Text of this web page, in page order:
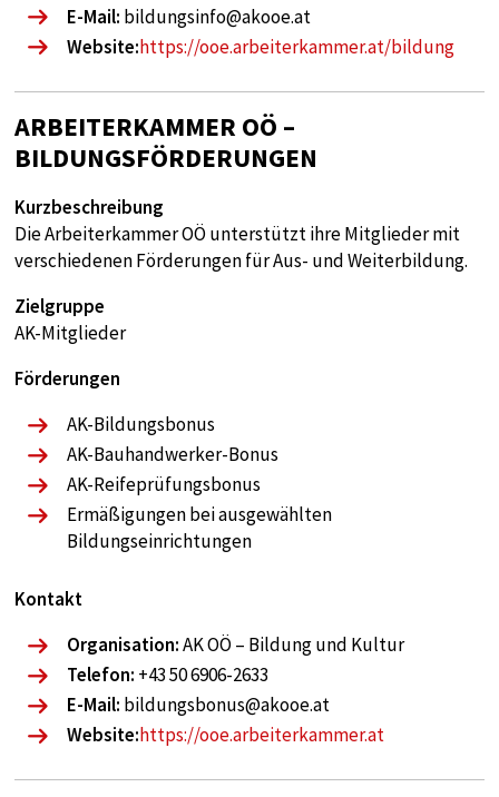
E-Mail: bildungsinfo@akooe.at
Website:https://ooe.arbeiterkammer.at/bildung
ARBEITERKAMMER OÖ –
BILDUNGSFÖRDERUNGEN
Kurzbeschreibung
Die Arbeiterkammer OÖ unterstützt ihre Mitglieder mit
verschiedenen Förderungen für Aus- und Weiterbildung.
Zielgruppe
AK-Mitglieder
Förderungen
AK-Bildungsbonus
AK-Bauhandwerker-Bonus
AK-Reifeprüfungsbonus
Ermäßigungen bei ausgewählten
Bildungseinrichtungen
Kontakt
Organisation:AK OÖ – Bildung und Kultur
Telefon: +43 50 6906-2633
E-Mail: bildungsbonus@akooe.at
Website:https://ooe.arbeiterkammer.at
EXTERNE MEDIEN
Notwendig, um Inhalte von externen Medien-
Plattformen anzuzeigen.
Externe Medien
Name:
google
Google
google maps
Cookie Laufzeit: